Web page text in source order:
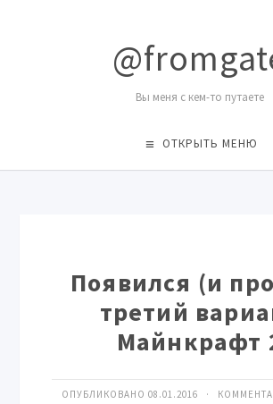
Вы меня с кем-то путаете
ОТКРЫТЬ МЕНЮ
Появился (и
третий
Майнкрафт
ОПУБЛИКОВАНО 08.01.2016 ·